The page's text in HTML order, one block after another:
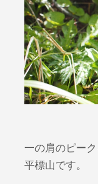
一の肩のピー
平標山です。